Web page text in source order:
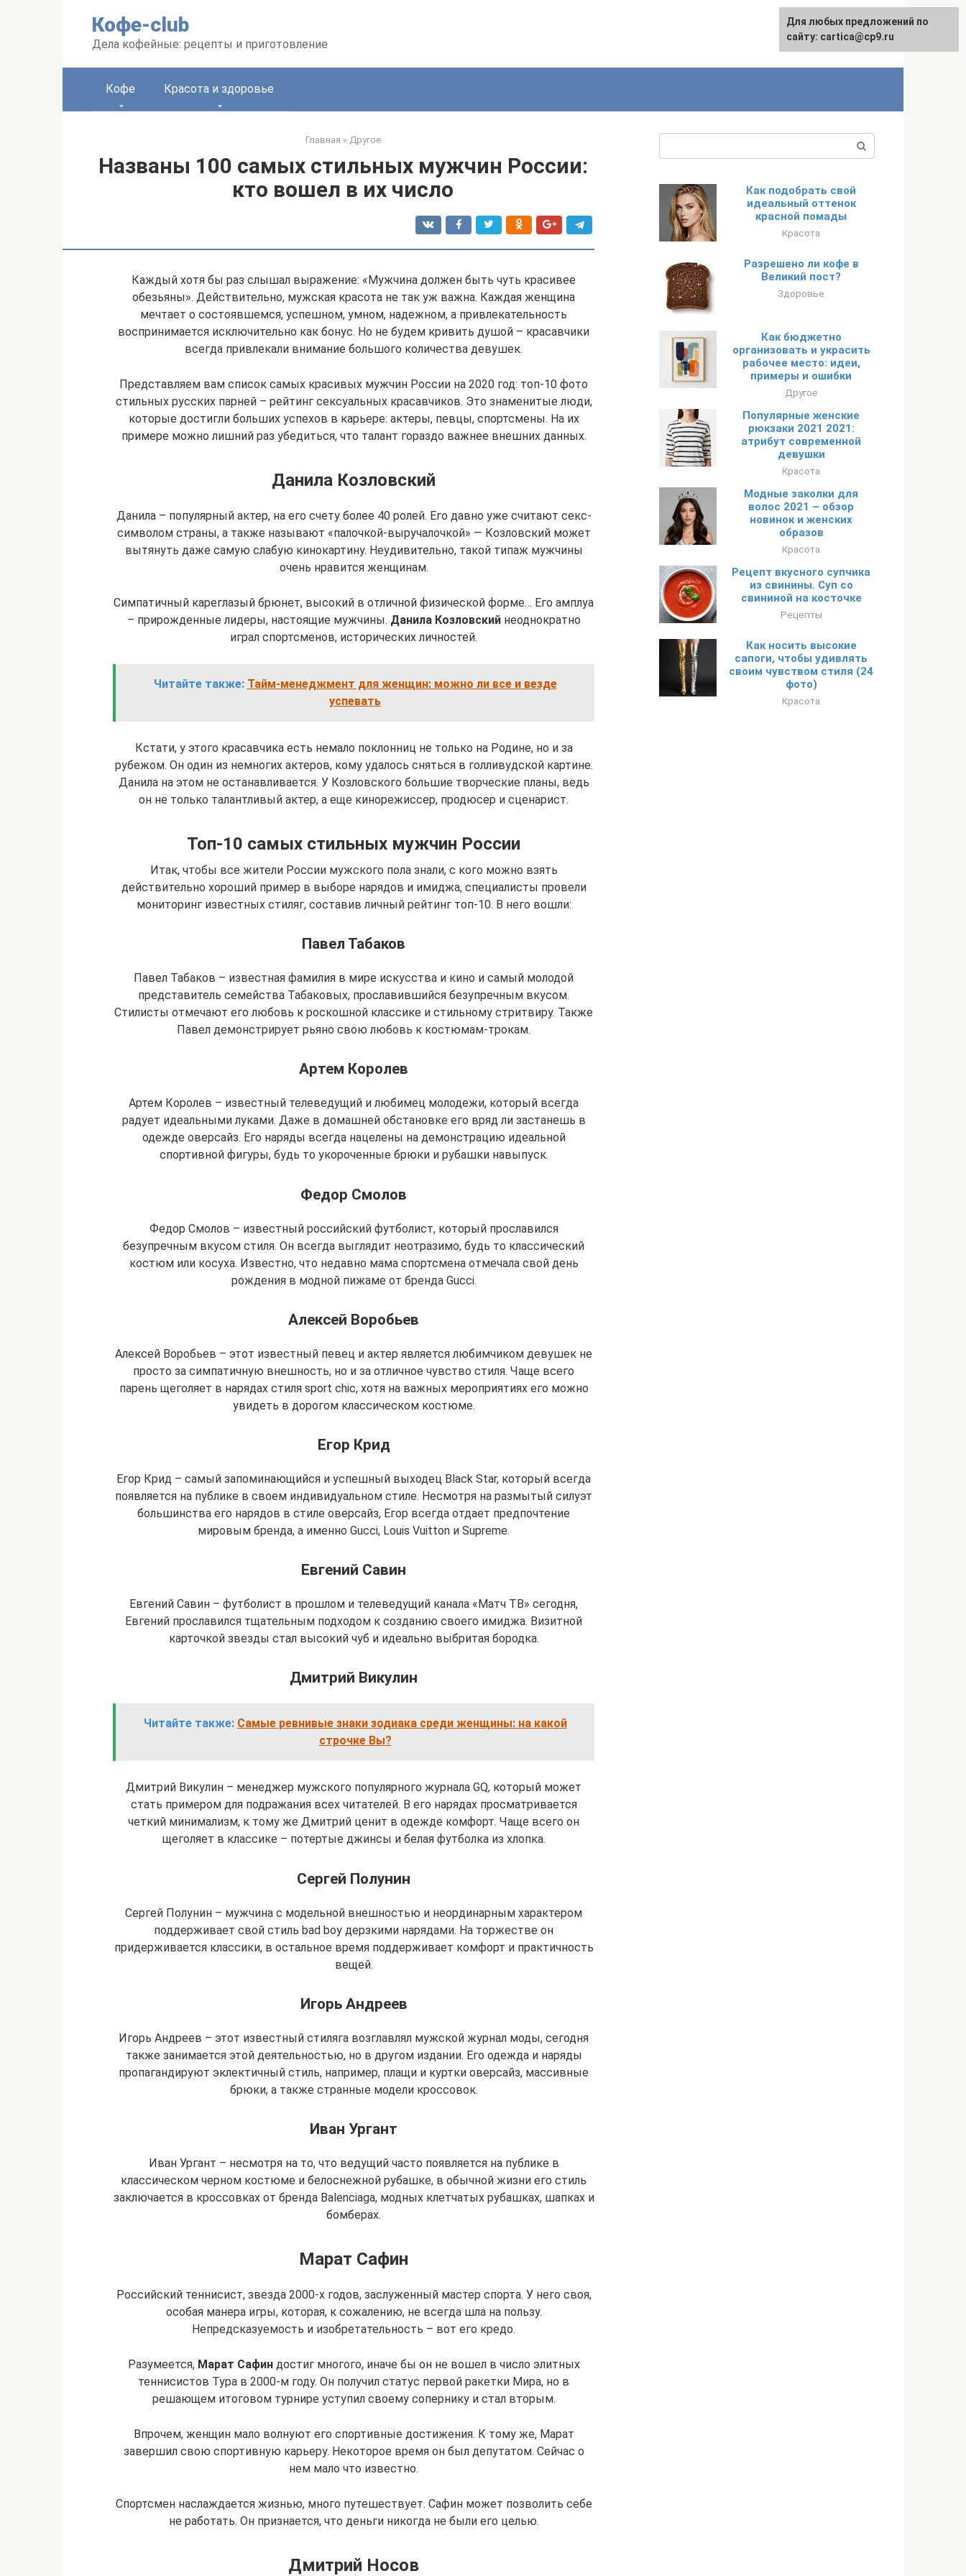
Кофе-club
Дела кофейные: рецепты и приготовление
English
Кофе Красота и здоровье
Главная » Другое
Названы 100 самых стильных мужчин России:
кто вошел в их число
Каждый хотя бы раз слышал выражение: «Мужчина должен быть чуть красивее
обезьяны». Действительно, мужская красота не так уж важна. Каждая женщина
мечтает о состоявшемся, успешном, умном, надежном, а привлекательность
воспринимается исключительно как бонус. Но не будем кривить душой – красавчики
всегда привлекали внимание большого количества девушек.
Представляем вам список самых красивых мужчин России на 2020 год: топ-10 фото
стильных русских парней – рейтинг сексуальных красавчиков. Это знаменитые люди,
которые достигли больших успехов в карьере: актеры, певцы, спортсмены. На их
примере можно лишний раз убедиться, что талант гораздо важнее внешних данных.
Данила Козловский
Данила – популярный актер, на его счету более 40 ролей. Его давно уже считают секс-
символом страны, а также называют «палочкой-выручалочкой» — Козловский может
вытянуть даже самую слабую кинокартину. Неудивительно, такой типаж мужчины
очень нравится женщинам.
Симпатичный кареглазый брюнет, высокий в отличной физической форме… Его амплуа
– прирожденные лидеры, настоящие мужчины. Данила Козловскийнеоднократно
играл спортсменов, исторических личностей.
Читайте также: Тайм-менеджмент для женщин: можно ли все и везде
успевать
Кстати, у этого красавчика есть немало поклонниц не только на Родине, но и за
рубежом. Он один из немногих актеров, кому удалось сняться в голливудской картине.
Данила на этом не останавливается. У Козловского большие творческие планы, ведь
он не только талантливый актер, а еще кинорежиссер, продюсер и сценарист.
Топ-10 самых стильных мужчин России
Итак, чтобы все жители России мужского пола знали, с кого можно взять
действительно хороший пример в выборе нарядов и имиджа, специалисты провели
мониторинг известных стиляг, составив личный рейтинг топ-10. В него вошли:
Павел Табаков
Павел Табаков – известная фамилия в мире искусства и кино и самый молодой
представитель семейства Табаковых, прославившийся безупречным вкусом.
Стилисты отмечают его любовь к роскошной классике и стильному стритвиру. Также
Павел демонстрирует рьяно свою любовь к костюмам-трокам.
Артем Королев
Артем Королев – известный телеведущий и любимец молодежи, который всегда
радует идеальными луками. Даже в домашней обстановке его вряд ли застанешь в
одежде оверсайз. Его наряды всегда нацелены на демонстрацию идеальной
спортивной фигуры, будь то укороченные брюки и рубашки навыпуск.
Федор Смолов
Федор Смолов – известный российский футболист, который прославился
безупречным вкусом стиля. Он всегда выглядит неотразимо, будь то классический
костюм или косуха. Известно, что недавно мама спортсмена отмечала свой день
рождения в модной пижаме от бренда Gucci.
Алексей Воробьев
Алексей Воробьев – этот известный певец и актер является любимчиком девушек не
просто за симпатичную внешность, но и за отличное чувство стиля. Чаще всего
парень щеголяет в нарядах стиля sport chic, хотя на важных мероприятиях его можно
увидеть в дорогом классическом костюме.
Егор Крид
Егор Крид – самый запоминающийся и успешный выходец Black Star, который всегда
появляется на публике в своем индивидуальном стиле. Несмотря на размытый силуэт
большинства его нарядов в стиле оверсайз, Егор всегда отдает предпочтение
мировым бренда, а именно Gucci, Louis Vuitton и Supreme.
Евгений Савин
Евгений Савин – футболист в прошлом и телеведущий канала «Матч ТВ» сегодня,
Евгений прославился тщательным подходом к созданию своего имиджа. Визитной
карточкой звезды стал высокий чуб и идеально выбритая бородка.
Дмитрий Викулин
Читайте также: Самые ревнивые знаки зодиака среди женщины: на какой
строчке Вы?
Дмитрий Викулин – менеджер мужского популярного журнала GQ, который может
стать примером для подражания всех читателей. В его нарядах просматривается
четкий минимализм, к тому же Дмитрий ценит в одежде комфорт. Чаще всего он
щеголяет в классике – потертые джинсы и белая футболка из хлопка.
Сергей Полунин
Сергей Полунин – мужчина с модельной внешностью и неординарным характером
поддерживает свой стиль bad boy дерзкими нарядами. На торжестве он
придерживается классики, в остальное время поддерживает комфорт и практичность
вещей.
Игорь Андреев
Игорь Андреев – этот известный стиляга возглавлял мужской журнал моды, сегодня
также занимается этой деятельностью, но в другом издании. Его одежда и наряды
пропагандируют эклектичный стиль, например, плащи и куртки оверсайз, массивные
брюки, а также странные модели кроссовок.
Иван Ургант
Иван Ургант – несмотря на то, что ведущий часто появляется на публике в
классическом черном костюме и белоснежной рубашке, в обычной жизни его стиль
заключается в кроссовках от бренда Balenciaga, модных клетчатых рубашках, шапках и
бомберах.
Марат Сафин
Российский теннисист, звезда 2000-х годов, заслуженный мастер спорта. У него своя,
особая манера игры, которая, к сожалению, не всегда шла на пользу.
Непредсказуемость и изобретательность – вот его кредо.
Разумеется, Марат Сафиндостиг многого, иначе бы он не вошел в число элитных
теннисистов Тура в 2000-м году. Он получил статус первой ракетки Мира, но в
решающем итоговом турнире уступил своему сопернику и стал вторым.
Впрочем, женщин мало волнуют его спортивные достижения. К тому же, Марат
завершил свою спортивную карьеру. Некоторое время он был депутатом. Сейчас о
нем мало что известно.
Спортсмен наслаждается жизнью, много путешествует. Сафин может позволить себе
не работать. Он признается, что деньги никогда не были его целью.
Дмитрий Носов
Как подобрать свой
идеальный оттенок
красной помады
Красота
Разрешено ли кофе в
Великий пост?
Здоровье
Как бюджетно
организовать и украсить
рабочее место: идеи,
примеры и ошибки
Другое
Популярные женские
рюкзаки 2021 2021:
атрибут современной
девушки
Красота
Модные заколки для
волос 2021 – обзор
новинок и женских
образов
Красота
Рецепт вкусного супчика
из свинины. Суп со
свининой на косточке
Рецепты
Как носить высокие
сапоги, чтобы удивлять
своим чувством стиля (24
фото)
Красота
Для любых предложений по
сайту: cartica@cp9.ru